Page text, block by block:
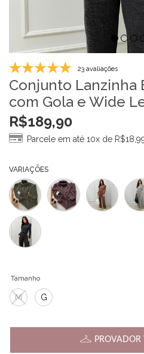
23 avaliações
Conjunto Lanzinha
com Gola e Wide
R$189,90
Parcele em até 10x de R$
VARIAÇÕES
Tamanho
M G
PROVADOR